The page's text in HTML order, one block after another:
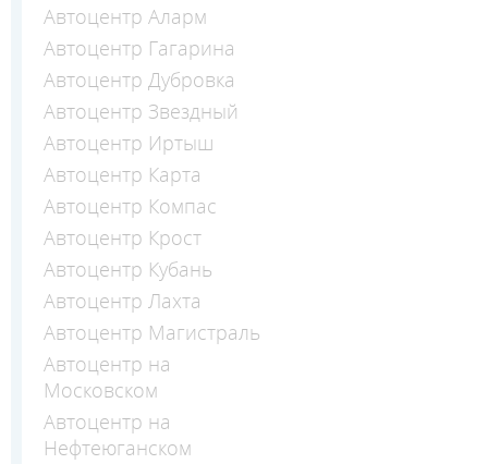
Автоцентр Аларм
Автоцентр Гагарина
Автоцентр Дубровка
Автоцентр Звездный
Автоцентр Иртыш
Автоцентр Карта
Автоцентр Компас
Автоцентр Крост
Автоцентр Кубань
Автоцентр Лахта
Автоцентр Магистраль
Автоцентр на
Московском
Автоцентр на
Нефтеюганском